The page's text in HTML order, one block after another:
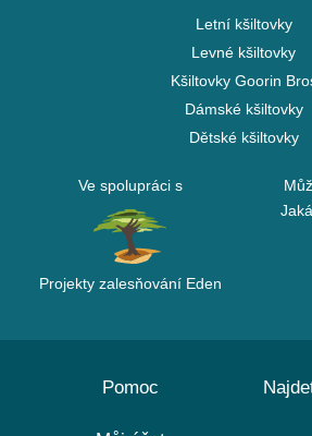
Letní kšiltovky
Levné kšiltovky
Kšiltovky Goorin
Dámské kšiltovky
Dětské kšiltovky
Ve spolupráci s
Projekty zalesňování Eden
Pomoc